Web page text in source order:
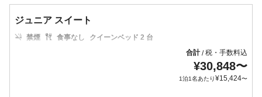
ジュニア スイート
禁煙 食事なし
クイーンベッド 2 台
合計/税・手数料込
¥30,848〜
1泊1名あたり¥15,424〜